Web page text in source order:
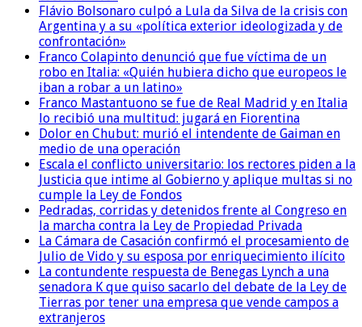
Flávio Bolsonaro culpó a Lula da Silva de la crisis con
Argentina y a su «política exterior ideologizada y de
confrontación»
Franco Colapinto denunció que fue víctima de un
robo en Italia: «Quién hubiera dicho que europeos le
iban a robar a un latino»
Franco Mastantuono se fue de Real Madrid y en Italia
lo recibió una multitud: jugará en Fiorentina
Dolor en Chubut: murió el intendente de Gaiman en
medio de una operación
Escala el conflicto universitario: los rectores piden a la
Justicia que intime al Gobierno y aplique multas si no
cumple la Ley de Fondos
Pedradas, corridas y detenidos frente al Congreso en
la marcha contra la Ley de Propiedad Privada
La Cámara de Casación confirmó el procesamiento de
Julio de Vido y su esposa por enriquecimiento ilícito
La contundente respuesta de Benegas Lynch a una
senadora K que quiso sacarlo del debate de la Ley de
Tierras por tener una empresa que vende campos a
extranjeros